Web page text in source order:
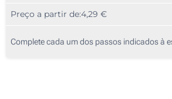
30
75
Preço a partir de:4,29 €
Complete cada um dos passos indicados à